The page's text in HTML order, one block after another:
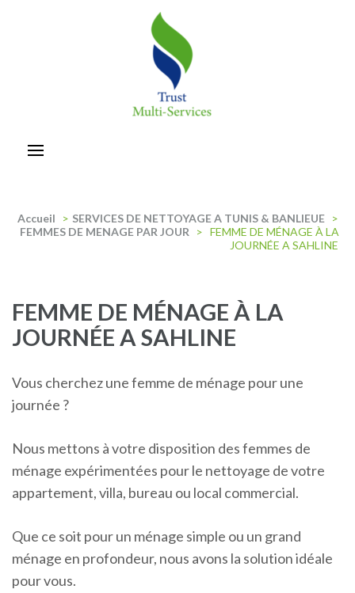
Accueil > SERVICES DE NETTOYAGE A TUNIS & BANLIEUE >
FEMMES DE MENAGE PAR JOUR
> FEMME DE MÉNAGE À LA
JOURNÉE A SAHLINE
FEMME DE MÉNAGE À LA
JOURNÉE A SAHLINE
Vous cherchez une femme de ménage pour une
journée ?
Nous mettons à votre disposition des femmes de
ménage expérimentées pour le nettoyage de votre
appartement, villa, bureau ou local commercial.
Que ce soit pour un ménage simple ou un grand
ménage en profondeur, nous avons la solution idéale
pour vous.